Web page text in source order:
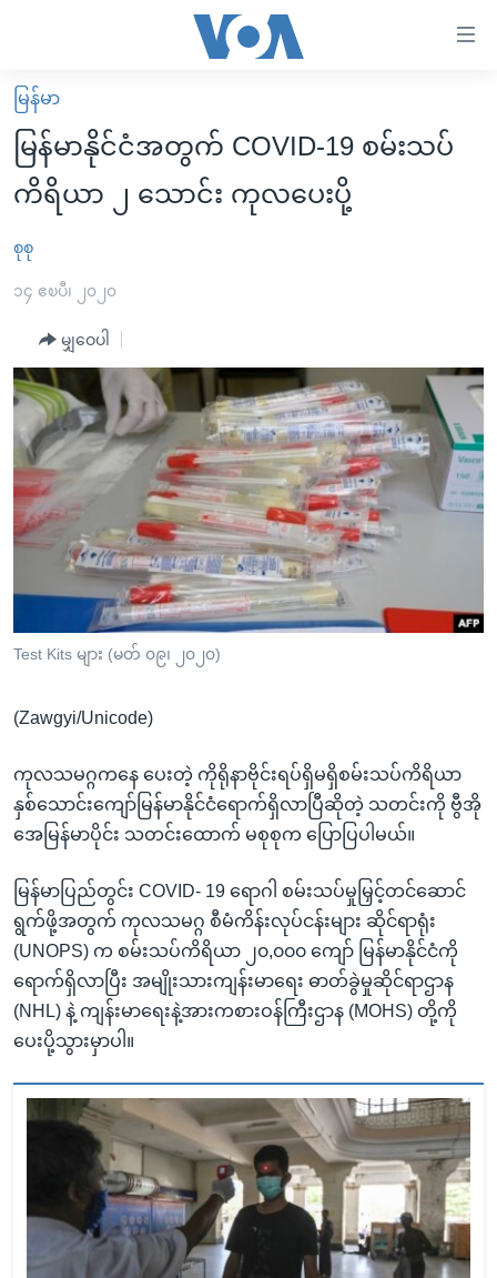
လွယ်ကူ
စေ
သည့်
များ
ပင်မ
ကျော်
ကြည့်
ရန်
ပင်မ
အ
ညွန်း
စာမျက်နှာ
သို့
ကြည့်
ရှာဖွေ
နေရာ
သို့
ကျော်
မူလစာမျက်နှာ
မြန်မာ
ကမ္ဘာ့သတင်းများ
အစ္စရေး-ပါလက်စတိုင်း
အင်္ဂလိပ်စာလေ့လာမယ်
အမေရိကန်သုံးအီဒီယံ
မကြေးမုံရဲ့ အင်္ဂလိပ်စာ
ရုပ်ရှင်ထဲက အင်္ဂလိပ်စာ
သုတပဒေသာ အင်္ဂလိပ်စာ
အပတ်စဉ်ကဏ္ဍများ
ရေဒီယို
တီဗွီ
ရေဒီယိုနှင့်ရုပ်သံ အချက်အလက်များ
ရေဒီယို/တီဗွီအစီအစဉ်
Learning English
ဗွီအိုအေ လူမှုကွန်ယက်များ
မြန်မာ
မြန်မာနိုင်ငံအတွက် COVID-19 စမ်းသပ်
ကိရိယာ ၂ သောင်း ကုလပေးပို့
စုစု
၁၄ ဧၿပီ၊ ၂၀၂၀
မျှဝေပါ
Test Kits များ (မတ် ၀၉၊ ၂၀၂၀)
(Zawgyi/Unicode)
ကုလသမဂ္ဂကနေ ပေးတဲ့ ကိုရိုနာဗိုင်းရပ်ရှိမရှိစမ်းသပ်ကိရိယာ
နှစ်သောင်းကျော်မြန်မာနိုင်ငံရောက်ရှိလာပြီဆိုတဲ့ သတင်းကို ဗွီအို
အေမြန်မာပိုင်း သတင်းထောက် မစုစုက ပြောပြပါမယ်။
မြန်မာပြည်တွင်း COVID- 19 ရောဂါ စမ်းသပ်မှုမြှင့်တင်ဆောင်
ရွက်ဖို့အတွက် ကုလသမဂ္ဂ စီမံကိန်းလုပ်ငန်းများ ဆိုင်ရာရုံး
(UNOPS) က စမ်းသပ်ကိရိယာ ၂၀,၀၀၀ ကျော် မြန်မာနိုင်ငံကို
ရောက်ရှိလာပြီး အမျိုးသားကျန်းမာရေး ဓာတ်ခွဲမှုဆိုင်ရာဌာန
(NHL) နဲ့ ကျန်းမာရေးနဲ့အားကစားဝန်ကြီးဌာန (MOHS) တို့ကို
ပေးပို့သွားမှာပါ။